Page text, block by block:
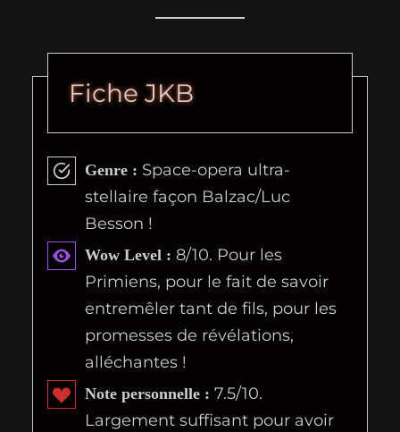
Fiche JKB
Genre : Space-opera ultra-
stellaire façon Balzac/Luc
Besson !
Wow Level : 8/10. Pour les
Primiens, pour le fait de savoir
entremêler tant de fils, pour les
promesses de révélations,
alléchantes !
Note personnelle : 7.5/10.
Largement suffisant pour avoir